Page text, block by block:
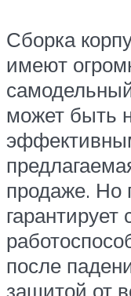
Сборка
имеют
может быть
продаже. Но
гарантирует
после
защитой от